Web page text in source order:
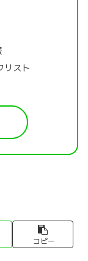
リスト
コピー